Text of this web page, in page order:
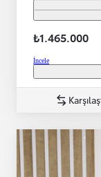
₺1.465.000
İncele